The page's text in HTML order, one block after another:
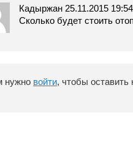
Кадыржан 25.11.2015 19:54
Сколько будет стоить
нужно войти, чтобы оставить